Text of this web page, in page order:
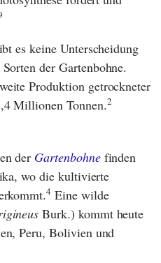
es keine Unterscheidung
der Gartenbohne.
Produktion getrockneter
Millionen Tonnen.2
der Gartenbohnefinden
wo die kultivierte
4 Eine wilde
Burk.) kommt heute
Peru, Bolivien und